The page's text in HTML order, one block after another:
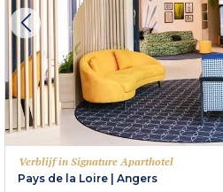
Verblijf in Signature Aparthotel
Pays de la Loire | Angers